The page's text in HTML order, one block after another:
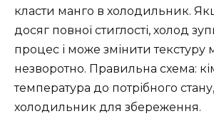
класти манго в холодильник.
досяг повної стиглості, холод
процес і може змінити текстуру
незворотно. Правильна схема:
температура до потрібного
холодильник для збереження.